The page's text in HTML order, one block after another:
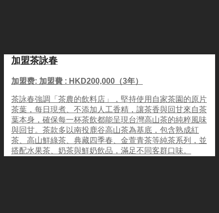
加盟茶詠春
加盟费: 加盟費 : HKD200,000（3年）
茶詠春強調「茶農的飲料店」，堅持使用自家茶園的原片
茶葉，每日現煮、不添加人工香精，讓茶香與回甘來自茶
葉本身，確保每一杯茶飲都能呈現台灣高山茶的純粹風味
與回甘。茶款多以南投鹿谷高山茶為基底，包含熟成紅
茶、高山鮮綠茶、典藏四季春、金萱青茶等純茶系列，並
搭配水果茶、奶茶與鮮奶飲品，滿足不同客群口味。